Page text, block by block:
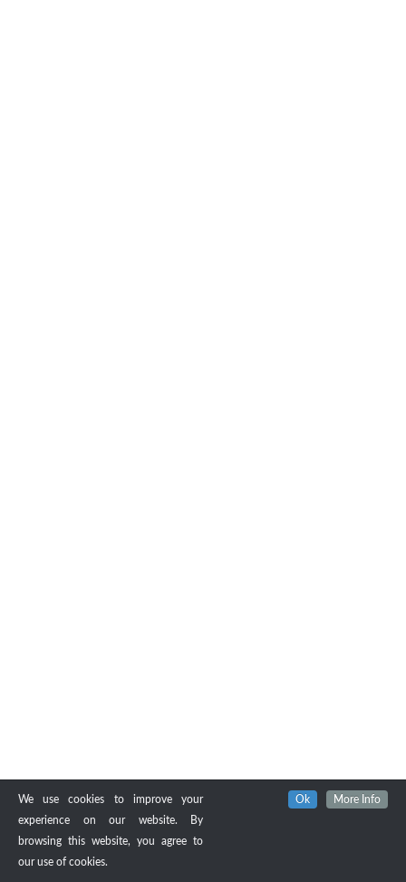
We use cookies to improve your
experience on our website. By
browsing this website, you agree to
our use of cookies.
Ok More Info